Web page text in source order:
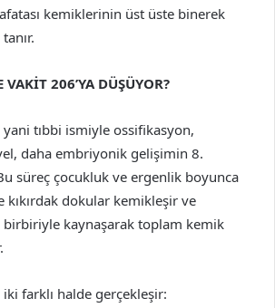
kemiklerinin üst üste binerek
206’YA DÜŞÜYOR?
tıbbi ismiyle ossifikasyon,
daha embriyonik gelişimin 8.
süreç çocukluk ve ergenlik boyunca
kıkırdak dokular kemikleşir ve
kaynaşarak toplam kemik
farklı halde gerçekleşir: